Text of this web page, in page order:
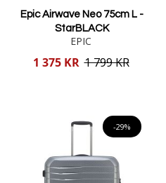
Epic Airwave Neo 75cm L -
StarBLACK
EPIC
Reducerat
1 375 KR 1 799 KR
-29%